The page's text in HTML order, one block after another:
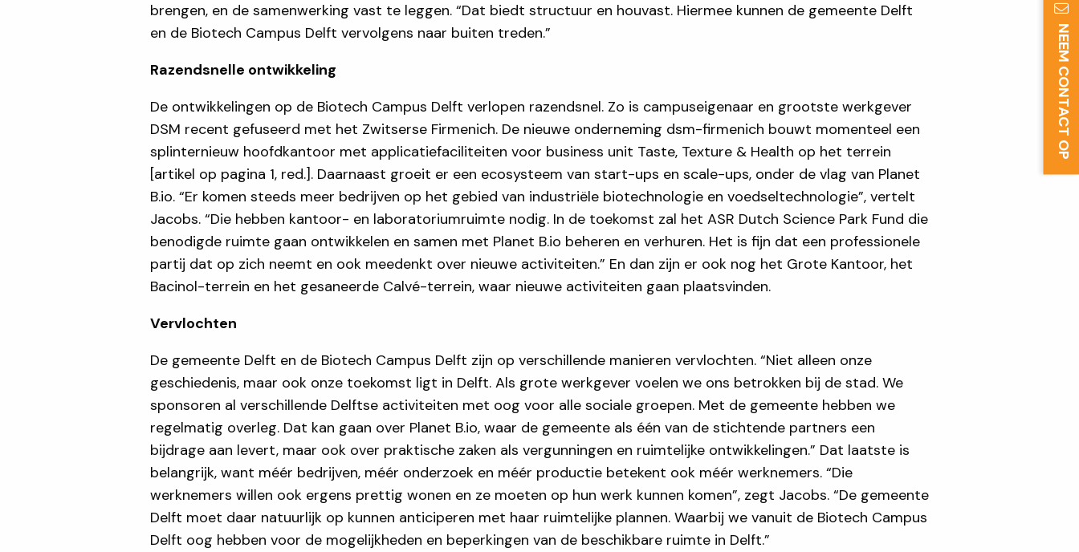
NEEM CONTACT OP
brengen, en de samenwerking vast te leggen. “Dat biedt structuur en houvast. Hiermee kunnen de gemeente Delft
en de Biotech Campus Delft vervolgens naar buiten treden.”
Razendsnelle ontwikkeling
De ontwikkelingen op de Biotech Campus Delft verlopen razendsnel. Zo is campuseigenaar en grootste werkgever
DSM recent gefuseerd met het Zwitserse Firmenich. De nieuwe onderneming dsm-firmenich bouwt momenteel een
splinternieuw hoofdkantoor met applicatiefaciliteiten voor business unit Taste, Texture & Health op het terrein
[artikel op pagina 1, red.]. Daarnaast groeit er een ecosysteem van start-ups en scale-ups, onder de vlag van Planet
B.io. “Er komen steeds meer bedrijven op het gebied van industriële biotechnologie en voedseltechnologie”, vertelt
Jacobs. “Die hebben kantoor- en laboratoriumruimte nodig. In de toekomst zal het ASR Dutch Science Park Fund die
benodigde ruimte gaan ontwikkelen en samen met Planet B.io beheren en verhuren. Het is fijn dat een professionele
partij dat op zich neemt en ook meedenkt over nieuwe activiteiten.” En dan zijn er ook nog het Grote Kantoor, het
Bacinol-terrein en het gesaneerde Calvé-terrein, waar nieuwe activiteiten gaan plaatsvinden.
Vervlochten
De gemeente Delft en de Biotech Campus Delft zijn op verschillende manieren vervlochten. “Niet alleen onze
geschiedenis, maar ook onze toekomst ligt in Delft. Als grote werkgever voelen we ons betrokken bij de stad. We
sponsoren al verschillende Delftse activiteiten met oog voor alle sociale groepen. Met de gemeente hebben we
regelmatig overleg. Dat kan gaan over Planet B.io, waar de gemeente als één van de stichtende partners een
bijdrage aan levert, maar ook over praktische zaken als vergunningen en ruimtelijke ontwikkelingen.” Dat laatste is
belangrijk, want méér bedrijven, méér onderzoek en méér productie betekent ook méér werknemers. “Die
werknemers willen ook ergens prettig wonen en ze moeten op hun werk kunnen komen”, zegt Jacobs. “De gemeente
Delft moet daar natuurlijk op kunnen anticiperen met haar ruimtelijke plannen. Waarbij we vanuit de Biotech Campus
Delft oog hebben voor de mogelijkheden en beperkingen van de beschikbare ruimte in Delft.”